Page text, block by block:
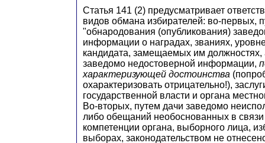
Статья 141 (2) предусматривает
видов обмана избирателей: во-первых,
"обнародования (опубликования)
информации о наградах, званиях,
кандидата, замещаемых им должностях,
заведомо недостоверной информации,
характеризующей достоинства
охарактеризовать отрицательно!),
государственной власти и органа
Во-вторых, путем дачи заведомо
либо обещаний необоснованных в связи
компетенции органа, выборного лица,
выборах, законодательством не